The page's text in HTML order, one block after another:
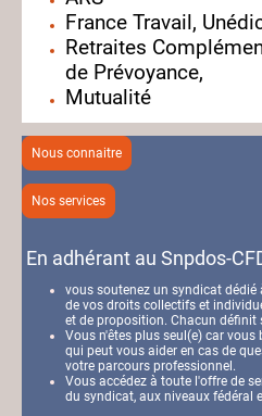
France Travail,
Retraites
de Prévoyance,
Mutualité
Nous connaitre
Nos services
En adhérant au Snpdos-
vous soutenez un syndicat
de vos droits collectifs et
et de proposition. Chacun définit
Vous n'êtes plus seul(e) car
qui peut vous aider en cas de
votre parcours professionnel.
Vous accédez à toute l'offre de
du syndicat, aux niveaux fédéral